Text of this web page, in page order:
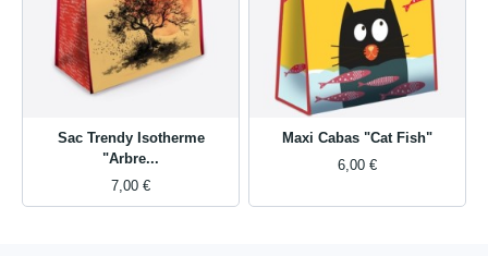
Sac Trendy Isotherme
"Arbre...
7,00 €
Maxi Cabas "Cat Fish"
6,00 €